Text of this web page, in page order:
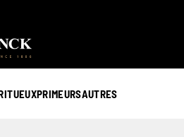
PRIMEURSAUTRES